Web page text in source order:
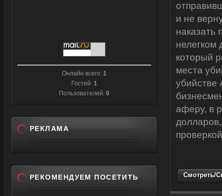
и не
наказать
нелегком
который
места
убийстве
аферу, в
Смотреть/
Онлайн всего: 1
Гостей: 1
Пользователей: 0
РЕКЛАМА
РЕКОМЕНДУЕМ ПОСЕТИТЬ